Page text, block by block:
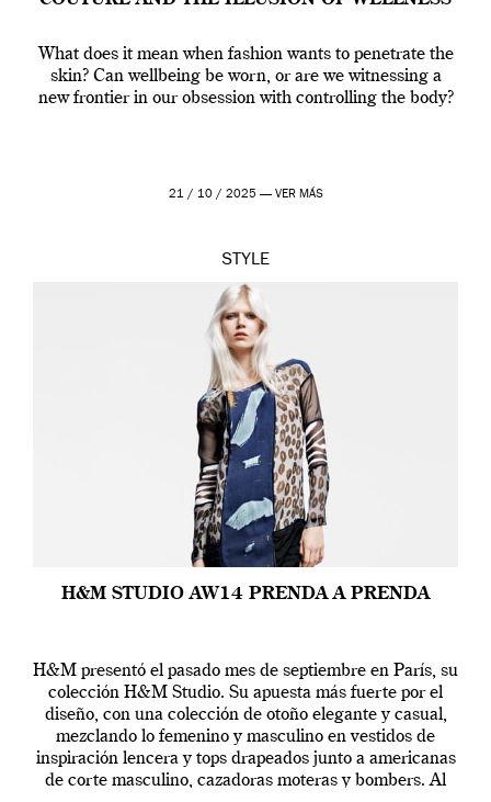
What does it mean when fashion wants to penetrate the
skin? Can wellbeing be worn, or are we witnessing a
new frontier in our obsession with controlling the body?
21 / 10 / 2025 — VER MÁS
STYLE
H&M STUDIO AW14 PRENDA A PRENDA
H&M presentó el pasado mes de septiembre en París, su
colección H&M Studio. Su apuesta más fuerte por el
diseño, con una colección de otoño elegante y casual,
mezclando lo femenino y masculino en vestidos de
inspiración lencera y tops drapeados junto a americanas
de corte masculino, cazadoras moteras y bombers. Al